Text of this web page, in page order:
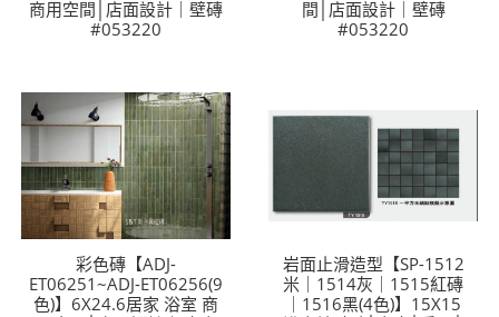
商用空間│店面設計｜壁磚
#053220
間│店面設計｜壁磚
#053220
彩色磚【ADJ-
ET06251~ADJ-ET06256(9
色)】6X24.6居家 浴室 商
岩面止滑造型【SP-1512
米｜1514灰｜1515紅磚
｜1516黑(4色)】15X15